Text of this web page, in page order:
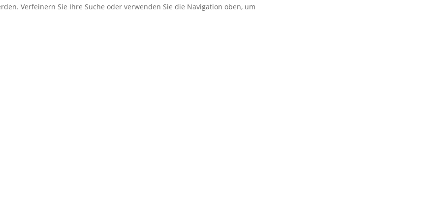
Verfeinern Sie Ihre Suche oder verwenden Sie die Navigation oben, um